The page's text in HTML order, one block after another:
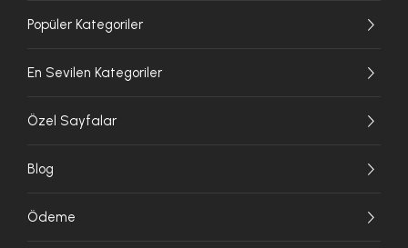
Popüler Kategoriler
En Sevilen Kategoriler
Özel Sayfalar
Blog
Ödeme